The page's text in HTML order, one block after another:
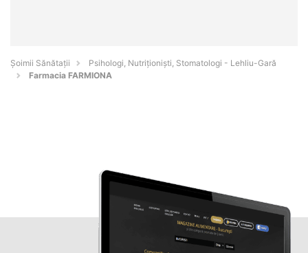
Şoimii Sănătații
Psihologi, Nutriționiști, Stomatologi - Lehliu-Gară
Farmacia FARMIONA